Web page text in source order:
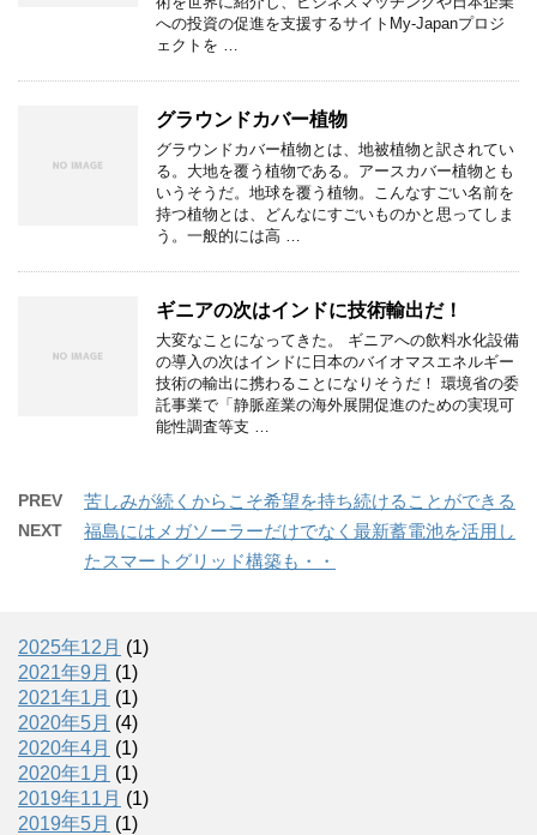
への投資の促進を支援するサイトMy-Japanプロジ
ェクトを …
グラウンドカバー植物
グラウンドカバー植物とは、地被植物と訳されてい
る。大地を覆う植物である。アースカバー植物とも
いうそうだ。地球を覆う植物。こんなすごい名前を
持つ植物とは、どんなにすごいものかと思ってしま
う。一般的には高 …
ギニアの次はインドに技術輸出だ！
大変なことになってきた。 ギニアへの飲料水化設備
の導入の次はインドに日本のバイオマスエネルギー
技術の輸出に携わることになりそうだ！ 環境省の委
託事業で「静脈産業の海外展開促進のための実現可
能性調査等支 …
PREV 苦しみが続くからこそ希望を持ち続けることができる
NEXT
福島にはメガソーラーだけでなく最新蓄電池を活用し
たスマートグリッド構築も・・
2025年12月 (1)
2021年9月 (1)
2021年1月 (1)
2020年5月 (4)
2020年4月 (1)
2020年1月 (1)
2019年11月 (1)
2019年5月 (1)